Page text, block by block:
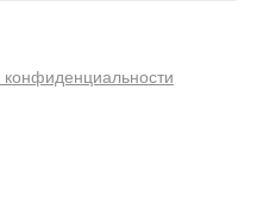
конфиденциальности